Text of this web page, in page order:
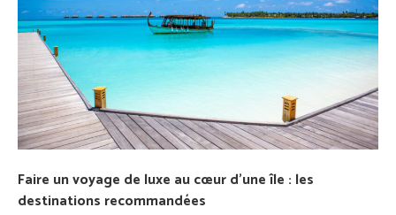
Faire un voyage de luxe au cœur d’une île : les
destinations recommandées